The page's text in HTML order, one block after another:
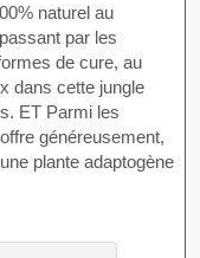
naturel au
par les
de cure, au
dans cette jungle
ET Parmi les
généreusement,
plante adaptogène